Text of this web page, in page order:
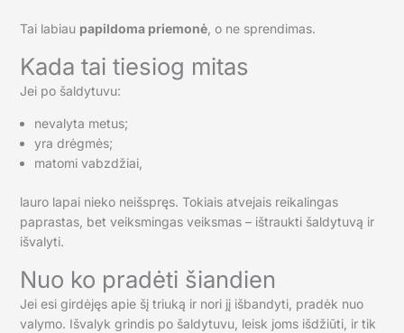
Tai labiau papildoma priemonė, o ne sprendimas.
Kada tai tiesiog mitas
Jei po šaldytuvu:
nevalyta metus;
yra drėgmės;
matomi vabzdžiai,
lauro lapai nieko neišspręs. Tokiais atvejais reikalingas
paprastas, bet veiksmingas veiksmas – ištraukti šaldytuvą ir
išvalyti.
Nuo ko pradėti šiandien
Jei esi girdėjęs apie šį triuką ir nori jį išbandyti, pradėk nuo
valymo. Išvalyk grindis po šaldytuvu, leisk joms išdžiūti, ir tik